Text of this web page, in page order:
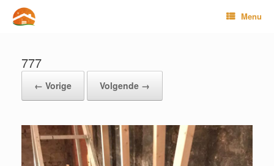
naar
Menu
777
← Vorige Volgende →